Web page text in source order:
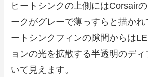
ヒートシンクの上側にはCorsair
ークがグレーで薄っすらと描かれ
ートシンクフィンの隙間からは
ョンの光を拡散する半透明のデ
いて見えます。